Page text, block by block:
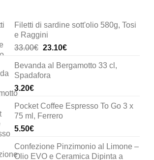
Filetti di sardine sott'olio 580g, Tosi
e Raggini
33.00€ Il
originale
era:
23.10€Il
attuale
Bevanda al Bergamotto 33 cl,
Spadafora
3.20€
Pocket Coffee Espresso To Go 3 x
75 ml, Ferrero
5.50€
Confezione Pinzimonio al Limone –
Olio EVO e Ceramica Dipinta a